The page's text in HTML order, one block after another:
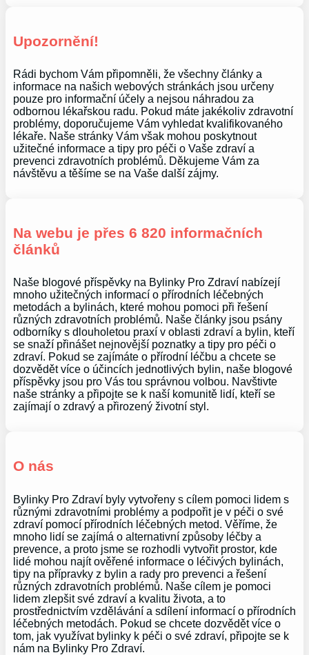
Upozornění!
Rádi bychom Vám připomněli, že všechny články a
informace na našich webových stránkách jsou určeny
pouze pro informační účely a nejsou náhradou za
odbornou lékařskou radu. Pokud máte jakékoliv zdravotní
problémy, doporučujeme Vám vyhledat kvalifikovaného
lékaře. Naše stránky Vám však mohou poskytnout
užitečné informace a tipy pro péči o Vaše zdraví a
prevenci zdravotních problémů. Děkujeme Vám za
návštěvu a těšíme se na Vaše další zájmy.
Na webu je přes 6 820 informačních
článků
Naše blogové příspěvky na Bylinky Pro Zdraví nabízejí
mnoho užitečných informací o přírodních léčebných
metodách a bylinách, které mohou pomoci při řešení
různých zdravotních problémů. Naše články jsou psány
odborníky s dlouholetou praxí v oblasti zdraví a bylin, kteří
se snaží přinášet nejnovější poznatky a tipy pro péči o
zdraví. Pokud se zajímáte o přírodní léčbu a chcete se
dozvědět více o účincích jednotlivých bylin, naše blogové
příspěvky jsou pro Vás tou správnou volbou. Navštivte
naše stránky a připojte se k naší komunitě lidí, kteří se
zajímají o zdravý a přirozený životní styl.
O nás
Bylinky Pro Zdraví byly vytvořeny s cílem pomoci lidem s
různými zdravotními problémy a podpořit je v péči o své
zdraví pomocí přírodních léčebných metod. Věříme, že
mnoho lidí se zajímá o alternativní způsoby léčby a
prevence, a proto jsme se rozhodli vytvořit prostor, kde
lidé mohou najít ověřené informace o léčivých bylinách,
tipy na přípravky z bylin a rady pro prevenci a řešení
různých zdravotních problémů. Naše cílem je pomoci
lidem zlepšit své zdraví a kvalitu života, a to
prostřednictvím vzdělávání a sdílení informací o přírodních
léčebných metodách. Pokud se chcete dozvědět více o
tom, jak využívat bylinky k péči o své zdraví, připojte se k
nám na Bylinky Pro Zdraví.